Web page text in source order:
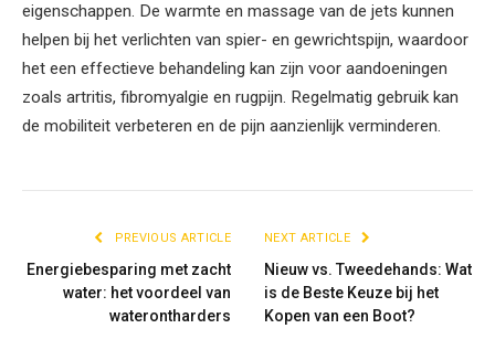
eigenschappen. De warmte en massage van de jets kunnen
helpen bij het verlichten van spier- en gewrichtspijn, waardoor
het een effectieve behandeling kan zijn voor aandoeningen
zoals artritis, fibromyalgie en rugpijn. Regelmatig gebruik kan
de mobiliteit verbeteren en de pijn aanzienlijk verminderen.
PREVIOUS ARTICLE
Energiebesparing met zacht
water: het voordeel van
waterontharders
NEXT ARTICLE
Nieuw vs. Tweedehands: Wat
is de Beste Keuze bij het
Kopen van een Boot?